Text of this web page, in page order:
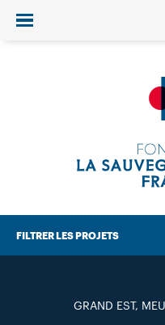
Ouvrir/fermer le menu
FILTRER LES PROJETS
GRAND EST,